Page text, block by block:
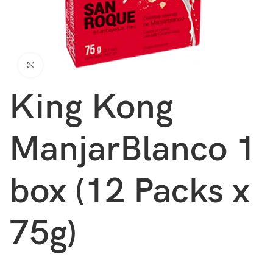
Clic para ampliar
King Kong
ManjarBlanco 1
box (12 Packs x
75g)